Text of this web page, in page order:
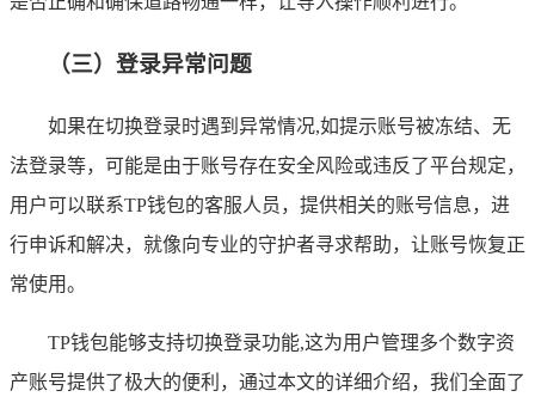
（三）登录异常问题
如果在切换登录时遇到异常情况,如提示账号被冻结、无
法登录等，可能是由于账号存在安全风险或违反了平台规定，
用户可以联系TP钱包的客服人员，提供相关的账号信息，进
行申诉和解决，就像向专业的守护者寻求帮助，让账号恢复正
常使用。
TP钱包能够支持切换登录功能,这为用户管理多个数字资
产账号提供了极大的便利，通过本文的详细介绍，我们全面了